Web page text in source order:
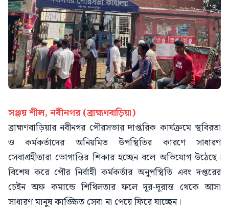
সঞ্জয় শীল, নবীনগর (ব্রাহ্মণবাড়িয়া)
ব্রাহ্মণবাড়িয়ার নবীনগর পৌরসভার দাপ্তরিক কার্যক্রমে স্থবিরতা
ও কর্মকর্তাদের অনিয়মিত উপস্থিতির কারণে সাধারণ
সেবাগ্রহীতারা ভোগান্তির শিকার হচ্ছেন বলে অভিযোগ উঠেছে।
বিশেষ করে পৌর নির্বাহী কর্মকর্তার অনুপস্থিতি এবং দপ্তরের
চেইন অফ কমান্ডে শিথিলতার ফলে দূর-দূরান্ত থেকে আসা
সাধারণ মানুষ কাঙ্ক্ষিত সেবা না পেয়ে ফিরে যাচ্ছেন।